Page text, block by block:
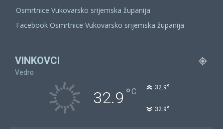
Osmrtnice Vukovarsko srijemska županija
Facebook Osmrtnice Vukovarsko srijemska županija
VINKOVCI
Vedro
32.9 °C 32.9°
32.9°